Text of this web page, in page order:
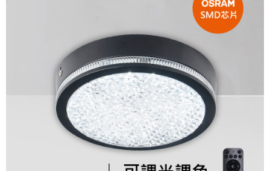
時審查核予不同之上限額度；若仍有額度不足之情形，本公司將視審查結果
５．嚴禁一人註冊多個帳號或使用他人資訊註冊。若發現惡意使用之情形，
恩沛科技股份有限公司將有權停止該用戶之使用額度並採取法律行動。